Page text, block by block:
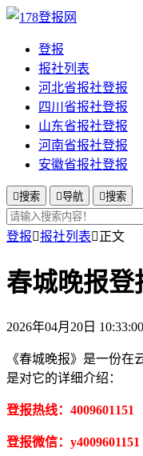
登报
报社列表
河北省报社登报
四川省报社登报
山东省报社登报
河南省报社登报
安徽省报社登报
搜索 导航 搜索
登报报社列表正文
春城晚报登
2026年04月20日 10:33:00
《春城晚报》是一份
是对它的详细介绍：
登报热线：4009601151
登报微信：y4009601151